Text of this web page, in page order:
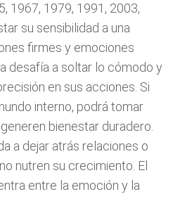
1967, 1979, 1991, 2003,
su sensibilidad a una
firmes y emociones
desafía a soltar lo cómodo y
en sus acciones. Si
interno, podrá tomar
bienestar duradero.
a dejar atrás relaciones o
nutren su crecimiento. El
entre la emoción y la